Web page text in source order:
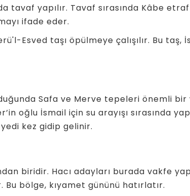
tavaf yapılır. Tavaf sırasında Kâbe
ifade eder.
Esved taşı öpülmeye çalışılır. Bu taş,
Safa ve Merve tepeleri önemli
oğlu İsmail için su arayışı sırasında
kez gidip gelinir.
biridir. Hacı adayları burada vakfe
bölge, kıyamet gününü hatırlatır.